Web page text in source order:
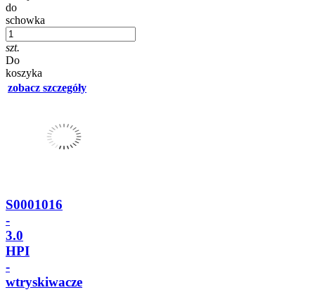
do
schowka
szt.
Do
koszyka
zobacz szczegóły
S0001016
-
3.0
HPI
-
wtryskiwacze